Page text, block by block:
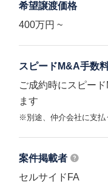
希望譲渡価格
400万円 ~
スピードM&A手数
ご成約時にスピー
ます
※別途、仲介会社に支払
案件掲載者
セルサイドFA